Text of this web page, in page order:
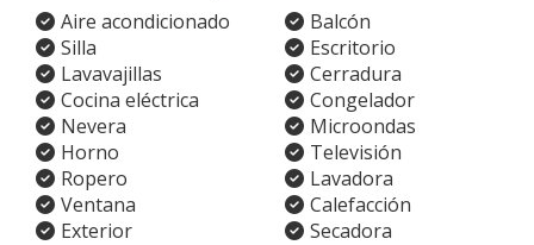
Aire acondicionado
Balcón
Silla
Escritorio
Lavavajillas
Cerradura
Cocina eléctrica
Congelador
Nevera
Microondas
Horno
Televisión
Ropero
Lavadora
Ventana
Calefacción
Exterior
Secadora